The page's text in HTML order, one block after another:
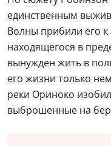
единственным
Волны прибили его к
находящегося в
вынужден жить в
его жизни только
реки Ориноко
выброшенные на